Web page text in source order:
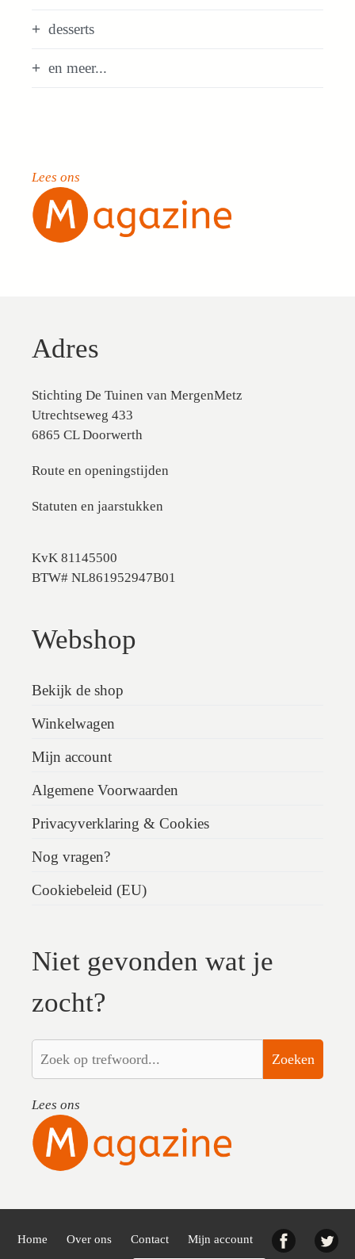
desserts
en meer...
Lees ons
Adres
Stichting De Tuinen van MergenMetz
Utrechtseweg 433
6865 CL Doorwerth
Route en openingstijden
Statuten en jaarstukken
KvK 81145500
BTW# NL861952947B01
Webshop
Bekijk de shop
Winkelwagen
Mijn account
Algemene Voorwaarden
Privacyverklaring & Cookies
Nog vragen?
Cookiebeleid (EU)
Niet gevonden wat je
zocht?
Zoeken
Lees ons
Home Over ons Contact Mijn account Facebook